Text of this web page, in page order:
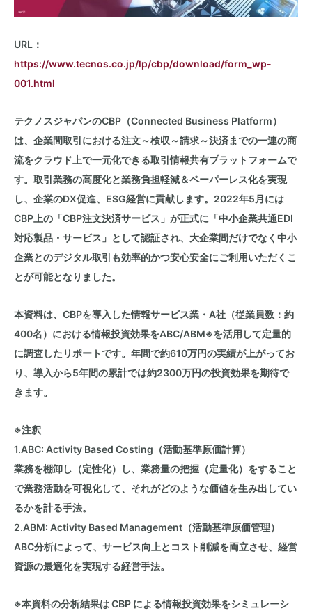
URL：
https://www.tecnos.co.jp/lp/cbp/download/form_wp-
001.html
テクノスジャパンのCBP （Connected Business Platform）
は、企業間取引における注文～検収～請求～決済までの一連の商
流をクラウド上で一元化できる取引情報共有プラットフォームで
す。取引業務の高度化と業務負担軽減＆ペーパーレス化を実現
し、企業のDX促進、 ESG経営に貢献します。 2022年5月には
CBP上の「CBP注文決済サービス」が正式に「中小企業共通EDI
対応製品・サービス」として認証され、大企業間だけでなく中小
企業とのデジタル取引も効率的かつ安心安全にご利用いただくこ
とが可能となりました。
本資料は、 CBPを導入した情報サービス業・ A社（従業員数：約
400名）における情報投資効果をABC/ABM※を活用して定量的
に調査したリポートです。年間で約610万円の実績が上がってお
り、導入から5年間の累計では約2300万円の投資効果を期待で
きます。
※注釈
1.ABC: Activity Based Costing（活動基準原価計算）
業務を棚卸し（定性化）し、業務量の把握（定量化）をすること
で業務活動を可視化して、それがどのような価値を生み出してい
るかを計る手法。
2.ABM: Activity Based Management（活動基準原価管理）
ABC分析によって、サービス向上とコスト削減を両立させ、経営
資源の最適化を実現する経営手法。
※本資料の分析結果はCBP による情報投資効果をシミュレーシ